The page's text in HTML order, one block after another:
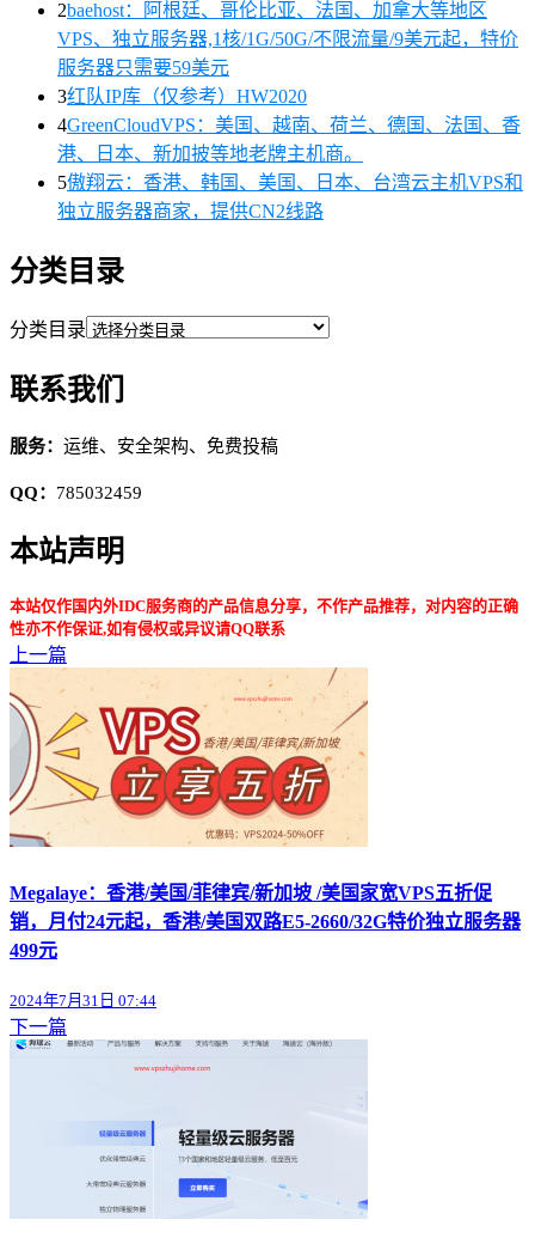
2baehost：阿根廷、哥伦比亚、法国、加拿大等地区
VPS、独立服务器,1核/1G/50G/不限流量/9美元起，特价
服务器只需要59美元
3红队IP库（仅参考）HW2020
4GreenCloudVPS：美国、越南、荷兰、德国、法国、香
港、日本、新加披等地老牌主机商。
5傲翔云：香港、韩国、美国、日本、台湾云主机VPS和
独立服务器商家，提供CN2线路
分类目录
分类目录
联系我们
服务： 运维、安全架构、免费投稿
QQ： 785032459
本站声明
本站仅作国内外IDC服务商的产品信息分享，不作产品推荐，对内容的正确
性亦不作保证,如有侵权或异议请QQ联系
上一篇
Megalaye：香港/美国/菲律宾/新加坡 /美国家宽VPS五折促
销，月付24元起，香港/美国双路E5-2660/32G特价独立服务器
499元
2024年7月31日 07:44
下一篇